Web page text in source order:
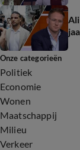
Onze categorieën
Politiek
Economie
Wonen
Maatschappij
Milieu
Verkeer